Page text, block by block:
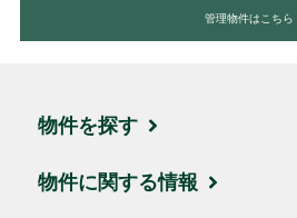
管理物件はこちら
物件を探す
エリア・住所から探す
物件に関する情報